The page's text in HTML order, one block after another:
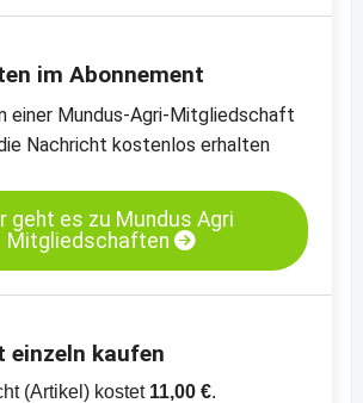
im Abonnement
einer Mundus-Agri-Mitgliedschaft
Nachricht kostenlos erhalten
geht es zu Mundus Agri
Mitgliedschaften
einzeln kaufen
(Artikel) kostet 11,00 €.